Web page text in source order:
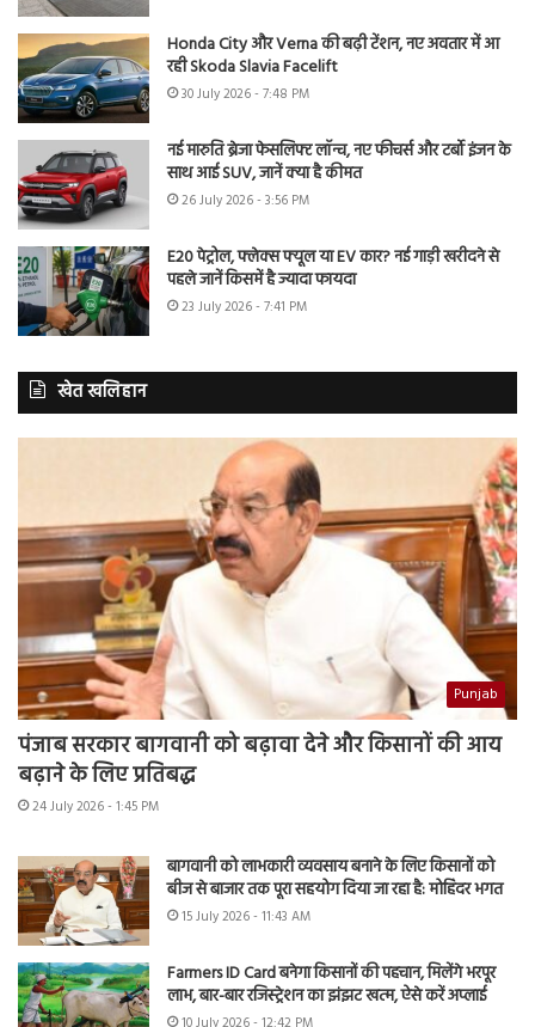
Honda City और Verna की बढ़ी टेंशन, नए अवतार में आ
रही Skoda Slavia Facelift
30 July 2026 - 7:48 PM
नई मारुति ब्रेजा फेसलिफ्ट लॉन्च, नए फीचर्स और टर्बो इंजन के
साथ आई SUV, जानें क्या है कीमत
26 July 2026 - 3:56 PM
E20 पेट्रोल, फ्लेक्स फ्यूल या EV कार? नई गाड़ी खरीदने से
पहले जानें किसमें है ज्यादा फायदा
23 July 2026 - 7:41 PM
खेत खलिहान
Punjab
पंजाब सरकार बागवानी को बढ़ावा देने और किसानों की आय
बढ़ाने के लिए प्रतिबद्ध
24 July 2026 - 1:45 PM
बागवानी को लाभकारी व्यवसाय बनाने के लिए किसानों को
बीज से बाजार तक पूरा सहयोग दिया जा रहा है: मोहिंदर भगत
15 July 2026 - 11:43 AM
Farmers ID Card बनेगा किसानों की पहचान, मिलेंगे भरपूर
लाभ, बार-बार रजिस्ट्रेशन का झंझट खत्म, ऐसे करें अप्लाई